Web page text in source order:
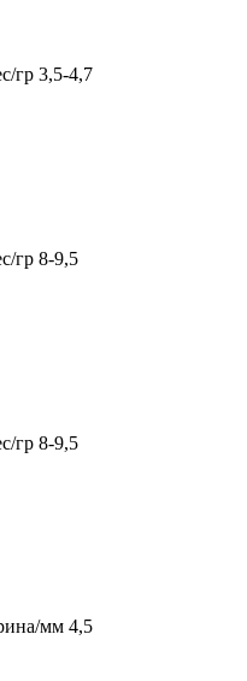
гр 3,5-4,7
гр 8-9,5
гр 8-9,5
мм 4,5